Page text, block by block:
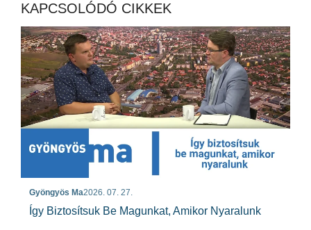
KAPCSOLÓDÓ CIKKEK
Gyöngyös Ma2026. 07. 27.
Így Biztosítsuk Be Magunkat, Amikor Nyaralunk